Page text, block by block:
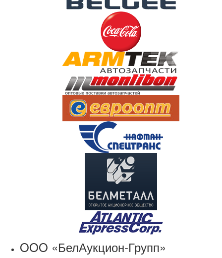
OOO «БелАукцион-Групп»